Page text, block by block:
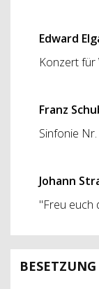
Edward
Konzert für
Franz
Sinfonie
Johann
"Freu euch
BESETZUNG